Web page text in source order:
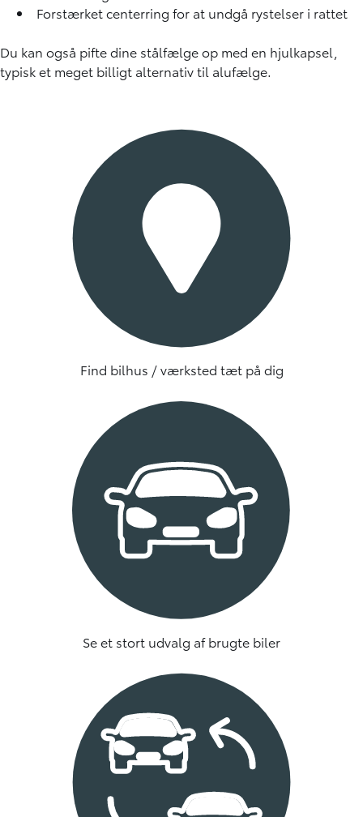
Forstærket centerring for at undgå rystelser i rattet
Du kan også pifte dine stålfælge op med en hjulkapsel,
typisk et meget billigt alternativ til alufælge.
Find bilhus / værksted tæt på dig
Se et stort udvalg af brugte biler